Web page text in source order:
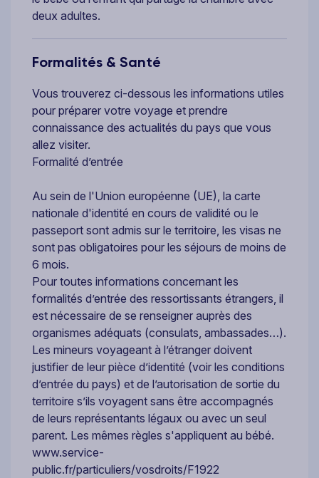
deux adultes.
Formalités & Santé
Vous trouverez ci-dessous les informations utiles
pour préparer votre voyage et prendre
connaissance des actualités du pays que vous
allez visiter.
Formalité d’entrée
Au sein de l'Union européenne (UE), la carte
nationale d'identité en cours de validité ou le
passeport sont admis sur le territoire, les visas ne
sont pas obligatoires pour les séjours de moins de
6 mois.
Pour toutes informations concernant les
formalités d’entrée des ressortissants étrangers, il
est nécessaire de se renseigner auprès des
organismes adéquats (consulats, ambassades…).
Les mineurs voyageant à l’étranger doivent
justifier de leur pièce d’identité (voir les conditions
d’entrée du pays) et de l’autorisation de sortie du
territoire s’ils voyagent sans être accompagnés
de leurs représentants légaux ou avec un seul
parent. Les mêmes règles s'appliquent au bébé.
www.service-
public.fr/particuliers/vosdroits/F1922